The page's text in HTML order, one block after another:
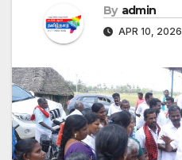
By admin
APR 10, 2026